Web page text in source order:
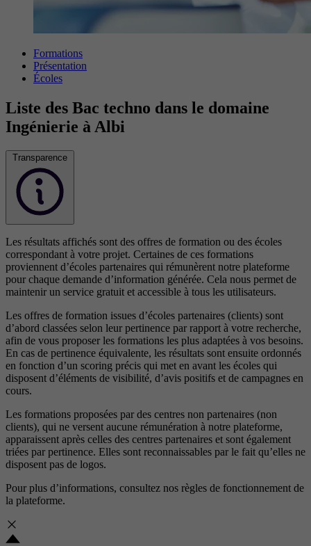
Formations
Présentation
Écoles
Liste des Bac techno dans le domaine
Ingénierie à Albi
Transparence
Les résultats affichés sont des offres de formation ou des écoles
correspondant à votre projet. Certaines de ces formations
proviennent d’écoles partenaires qui rémunèrent notre plateforme
pour chaque demande d’information générée. Cela nous permet de
maintenir un service gratuit et accessible à tous les utilisateurs.
Les offres de formation issues d’écoles partenaires (clients) sont
d’abord classées selon leur pertinence par rapport à votre recherche,
afin de vous proposer les formations les plus adaptées à vos besoins.
En cas de pertinence équivalente, les résultats sont ensuite ordonnés
en fonction d’un scoring précis qui met en avant les écoles qui
disposent d’éléments de visibilité, d’avis positifs et de campagnes en
cours.
Les formations proposées par des centres non partenaires (non
clients), qui ne versent aucune rémunération à notre plateforme,
apparaissent après celles des centres partenaires et sont également
triées par pertinence. Elles sont reconnaissables par le fait qu’elles ne
disposent pas de logos.
Pour plus d’informations, consultez nos règles de fonctionnement de
la plateforme.